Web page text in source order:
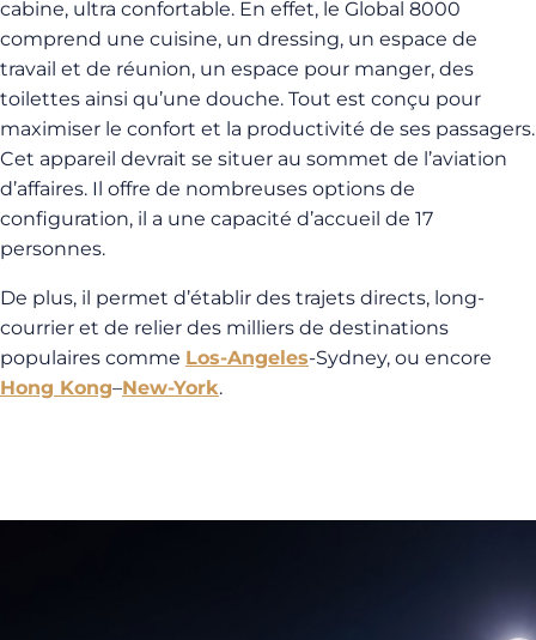
cabine, ultra confortable. En effet, le Global 8000
comprend une cuisine, un dressing, un espace de
travail et de réunion, un espace pour manger, des
toilettes ainsi qu’une douche. Tout est conçu pour
maximiser le confort et la productivité de ses passagers.
Cet appareil devrait se situer au sommet de l’aviation
d’affaires. Il offre de nombreuses options de
configuration, il a une capacité d’accueil de 17
personnes.
De plus, il permet d’établir des trajets directs, long-
courrier et de relier des milliers de destinations
populaires comme Los-Angeles-Sydney, ou encore
Hong Kong–New-York.